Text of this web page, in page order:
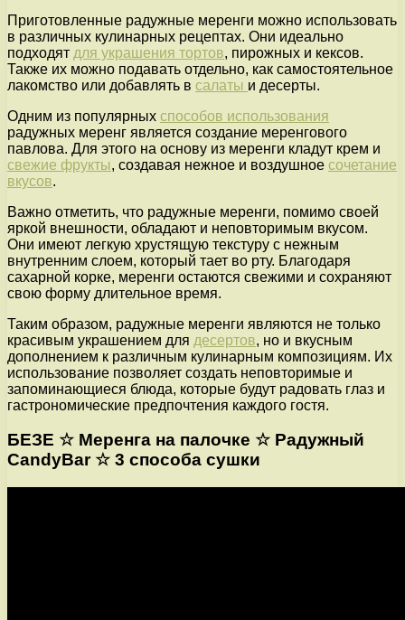
Приготовленные радужные меренги можно использовать
в различных кулинарных рецептах. Они идеально
подходят для украшения тортов, пирожных и кексов.
Также их можно подавать отдельно, как самостоятельное
лакомство или добавлять в салаты и десерты.
Одним из популярных способов использования
радужных меренг является создание меренгового
павлова. Для этого на основу из меренги кладут крем и
свежие фрукты, создавая нежное и воздушное сочетание
вкусов.
Важно отметить, что радужные меренги, помимо своей
яркой внешности, обладают и неповторимым вкусом.
Они имеют легкую хрустящую текстуру с нежным
внутренним слоем, который тает во рту. Благодаря
сахарной корке, меренги остаются свежими и сохраняют
свою форму длительное время.
Таким образом, радужные меренги являются не только
красивым украшением для десертов, но и вкусным
дополнением к различным кулинарным композициям. Их
использование позволяет создать неповторимые и
запоминающиеся блюда, которые будут радовать глаз и
гастрономические предпочтения каждого гостя.
БЕЗЕ ☆ Меренга на палочке ☆ Радужный
CandyBar ☆ 3 способа сушки